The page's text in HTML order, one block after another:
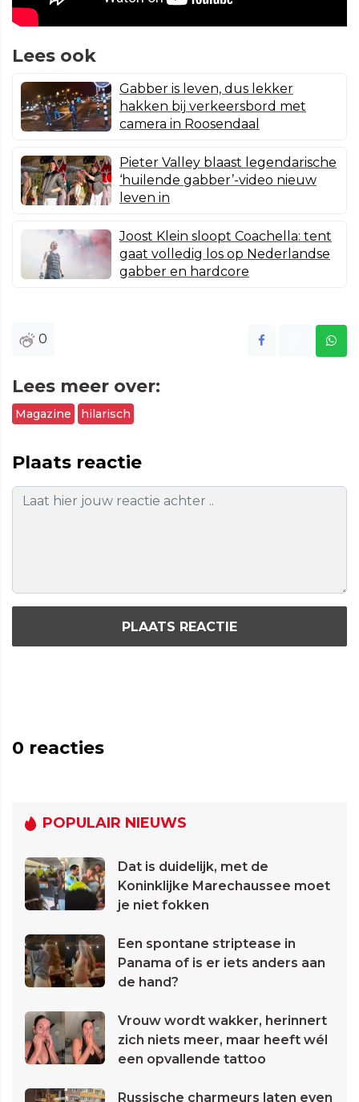
Lees ook
Gabber is leven, dus lekker
hakken bij verkeersbord met
camera in Roosendaal
Pieter Valley blaast legendarische
‘huilende gabber’-video nieuw
leven in
Joost Klein sloopt Coachella: tent
gaat volledig los op Nederlandse
gabber en hardcore
0
Lees meer over:
Magazine hilarisch
Plaats reactie
PLAATS REACTIE
0 reacties
POPULAIR NIEUWS
Dat is duidelijk, met de
Koninklijke Marechaussee moet
je niet fokken
Een spontane striptease in
Panama of is er iets anders aan
de hand?
Vrouw wordt wakker, herinnert
zich niets meer, maar heeft wél
een opvallende tattoo
Russische charmeurs laten even